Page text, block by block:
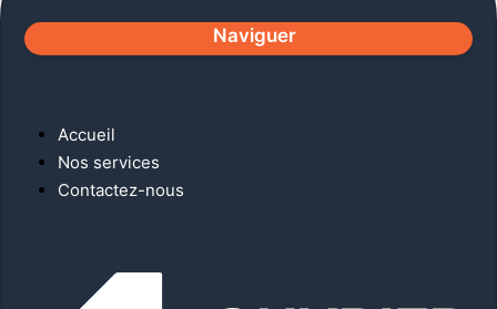
Naviguer
Accueil
Nos services
Contactez-nous